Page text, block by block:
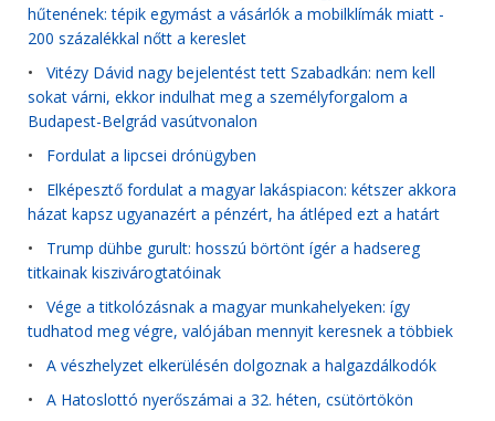
hűtenének: tépik egymást a vásárlók a mobilklímák miatt -
200 százalékkal nőtt a kereslet
• Vitézy Dávid nagy bejelentést tett Szabadkán: nem kell
sokat várni, ekkor indulhat meg a személyforgalom a
Budapest-Belgrád vasútvonalon
• Fordulat a lipcsei drónügyben
• Elképesztő fordulat a magyar lakáspiacon: kétszer akkora
házat kapsz ugyanazért a pénzért, ha átléped ezt a határt
• Trump dühbe gurult: hosszú börtönt ígér a hadsereg
titkainak kiszivárogtatóinak
• Vége a titkolózásnak a magyar munkahelyeken: így
tudhatod meg végre, valójában mennyit keresnek a többiek
• A vészhelyzet elkerülésén dolgoznak a halgazdálkodók
• A Hatoslottó nyerőszámai a 32. héten, csütörtökön